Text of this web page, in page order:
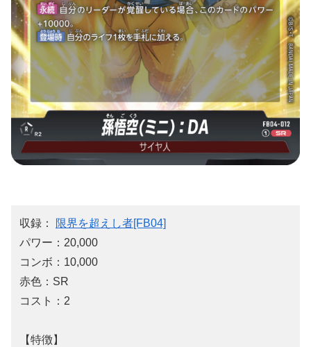
収録：
限界を超えし者[FB04]
パワー：20,000
コンボ：10,000
赤色：SR
コスト：2
【特徴】